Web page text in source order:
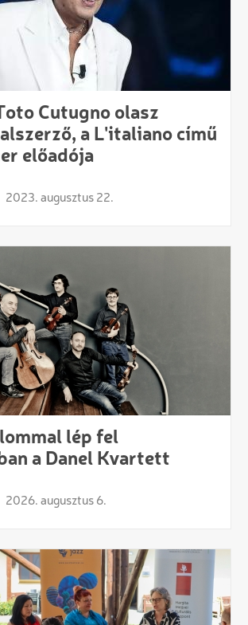
Cutugno olasz
a L'italiano című
előadója
2023. augusztus 22.
lép fel
a Danel Kvartett
2026. augusztus 6.